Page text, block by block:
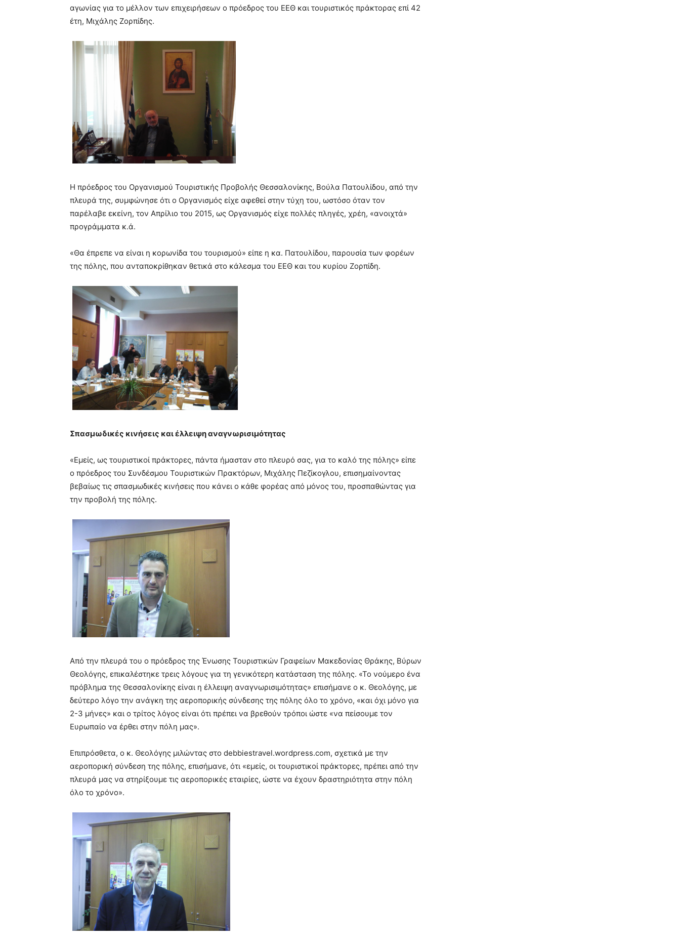
αγωνίας για το μέλλον των επιχειρήσεων ο πρόεδρος του ΕΕΘ και τουριστικός πράκτορας επί 42
έτη, Μιχάλης Ζορπίδης.
Η πρόεδρος του Οργανισμού Τουριστικής Προβολής Θεσσαλονίκης, Βούλα Πατουλίδου, από την
πλευρά της, συμφώνησε ότι ο Οργανισμός είχε αφεθεί στην τύχη του, ωστόσο όταν τον
παρέλαβε εκείνη, τον Απρίλιο του 2015, ως Οργανισμός είχε πολλές πληγές, χρέη, «ανοιχτά»
προγράμματα κ.ά.
«Θα έπρεπε να είναι η κορωνίδα του τουρισμού» είπε η κα. Πατουλίδου, παρουσία των φορέων
της πόλης, που ανταποκρίθηκαν θετικά στο κάλεσμα του ΕΕΘ και του κυρίου Ζορπίδη.
Σπασμωδικές κινήσεις και έλλειψη αναγνωρισιμότητας
«Εμείς, ως τουριστικοί πράκτορες, πάντα ήμασταν στο πλευρό σας, για το καλό της πόλης» είπε
ο πρόεδρος του Συνδέσμου Τουριστικών Πρακτόρων, Μιχάλης Πεζίκογλου, επισημαίνοντας
βεβαίως τις σπασμωδικές κινήσεις που κάνει ο κάθε φορέας από μόνος του, προσπαθώντας για
την προβολή της πόλης.
Από την πλευρά του ο πρόεδρος της Ένωσης Τουριστικών Γραφείων Μακεδονίας Θράκης, Βύρων
Θεολόγης, επικαλέστηκε τρεις λόγους για τη γενικότερη κατάσταση της πόλης. «Το νούμερο ένα
πρόβλημα της Θεσσαλονίκης είναι η έλλειψη αναγνωρισιμότητας» επισήμανε ο κ. Θεολόγης, με
δεύτερο λόγο την ανάγκη της αεροπορικής σύνδεσης της πόλης όλο το χρόνο, «και όχι μόνο για
2-3 μήνες» και ο τρίτος λόγος είναι ότι πρέπει να βρεθούν τρόποι ώστε «να πείσουμε τον
Ευρωπαίο να έρθει στην πόλη μας».
Επιπρόσθετα, ο κ. Θεολόγης μιλώντας στο debbiestravel.wordpress.com, σχετικά με την
αεροπορική σύνδεση της πόλης, επισήμανε, ότι «εμείς, οι τουριστικοί πράκτορες, πρέπει από την
πλευρά μας να στηρίξουμε τις αεροπορικές εταιρίες, ώστε να έχουν δραστηριότητα στην πόλη
όλο το χρόνο».